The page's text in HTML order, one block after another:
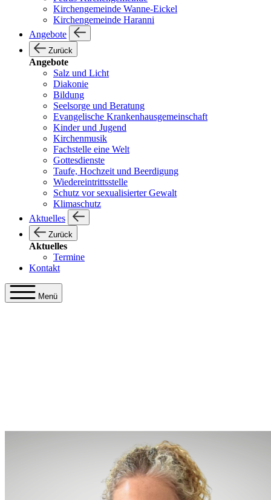
Kirchengemeinde Wanne-Eickel
Kirchengemeinde Haranni
Angebote
Zurück
Angebote
Salz und Licht
Diakonie
Bildung
Seelsorge und Beratung
Evangelische Krankenhausgemeinschaft
Kinder und Jugend
Kirchenmusik
Fachstelle eine Welt
Gottesdienste
Taufe, Hochzeit und Beerdigung
Wiedereintrittsstelle
Schutz vor sexualisierter Gewalt
Klimaschutz
Aktuelles
Zurück
Aktuelles
Termine
Kontakt
Menü